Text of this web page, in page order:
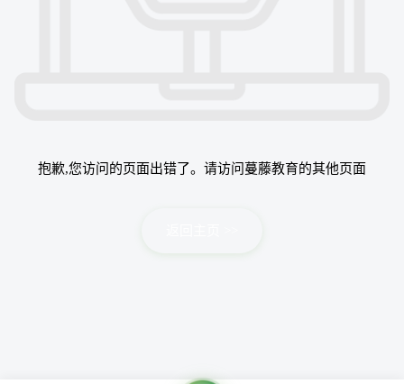
抱歉,您访问的页面出错了。请访问蔓藤教育的其他页面